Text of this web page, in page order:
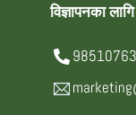
विज्ञापनका लागि